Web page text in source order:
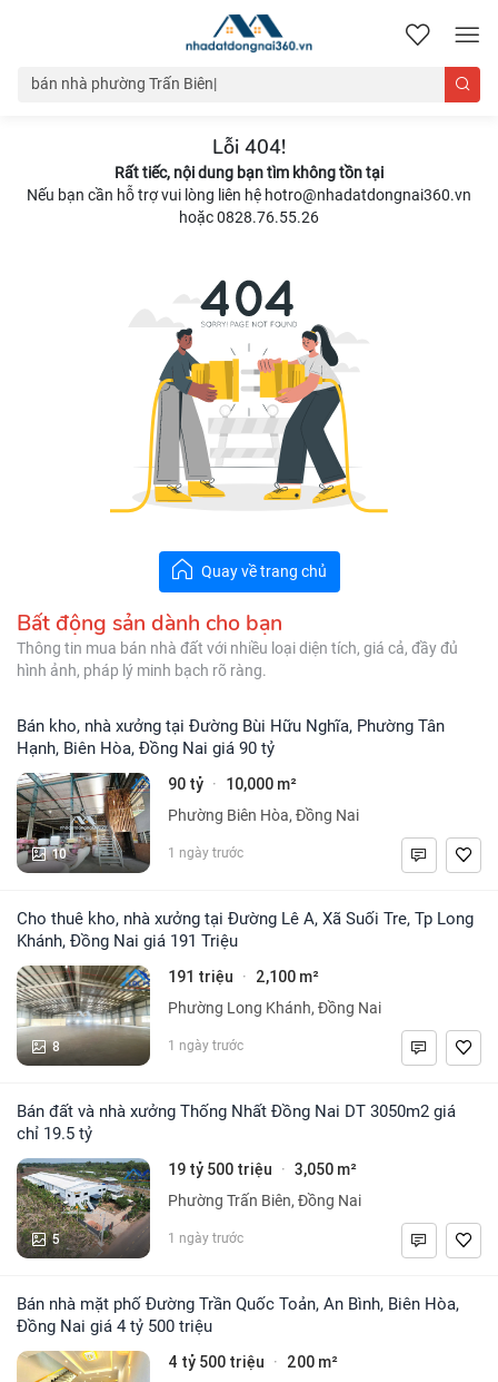
nhadatdongnai360.vn
Lỗi 404!
Rất tiếc, nội dung bạn tìm không tồn tại
Nếu bạn cần hỗ trợ vui lòng liên hệ hotro@nhadatdongnai360.vn
hoặc 0828.76.55.26
Quay về trang chủ
Bất động sản dành cho bạn
Thông tin mua bán nhà đất với nhiều loại diện tích, giá cả, đầy đủ
hình ảnh, pháp lý minh bạch rõ ràng.
Bán kho, nhà xưởng tại Đường Bùi Hữu Nghĩa, Phường Tân
Hạnh, Biên Hòa, Đồng Nai giá 90 tỷ
10
90 tỷ · 10,000 m²
Phường Biên Hòa, Đồng Nai
1 ngày trước
Cho thuê kho, nhà xưởng tại Đường Lê A, Xã Suối Tre, Tp Long
Khánh, Đồng Nai giá 191 Triệu
8
191 triệu · 2,100 m²
Phường Long Khánh, Đồng Nai
1 ngày trước
Bán đất và nhà xưởng Thống Nhất Đồng Nai DT 3050m2 giá
chỉ 19.5 tỷ
5
19 tỷ 500 triệu · 3,050 m²
Phường Trấn Biên, Đồng Nai
1 ngày trước
Bán nhà mặt phố Đường Trần Quốc Toản, An Bình, Biên Hòa,
Đồng Nai giá 4 tỷ 500 triệu
4 tỷ 500 triệu · 200 m²